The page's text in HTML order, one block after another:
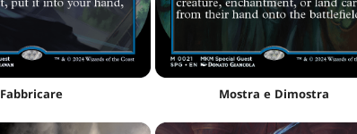
Fabbricare Mostra e Dimostra